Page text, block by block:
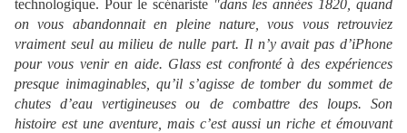
technologique. Pour le scénariste "dans les années 1820, quand
on vous abandonnait en pleine nature, vous vous retrouviez
vraiment seul au milieu de nulle part. Il n’y avait pas d’iPhone
pour vous venir en aide. Glass est confronté à des expériences
presque inimaginables, qu’il s’agisse de tomber du sommet de
chutes d’eau vertigineuses ou de combattre des loups. Son
histoire est une aventure, mais c’est aussi un riche et émouvant